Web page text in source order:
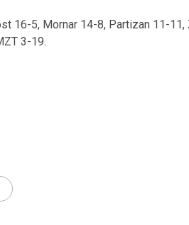
16-5, Mornar 14-8, Partizan 11-
3-19.